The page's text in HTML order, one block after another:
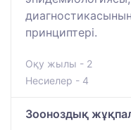
диагностикасының
принциптері.
Оқу жылы - 2
Несиелер - 4
Зооноздық